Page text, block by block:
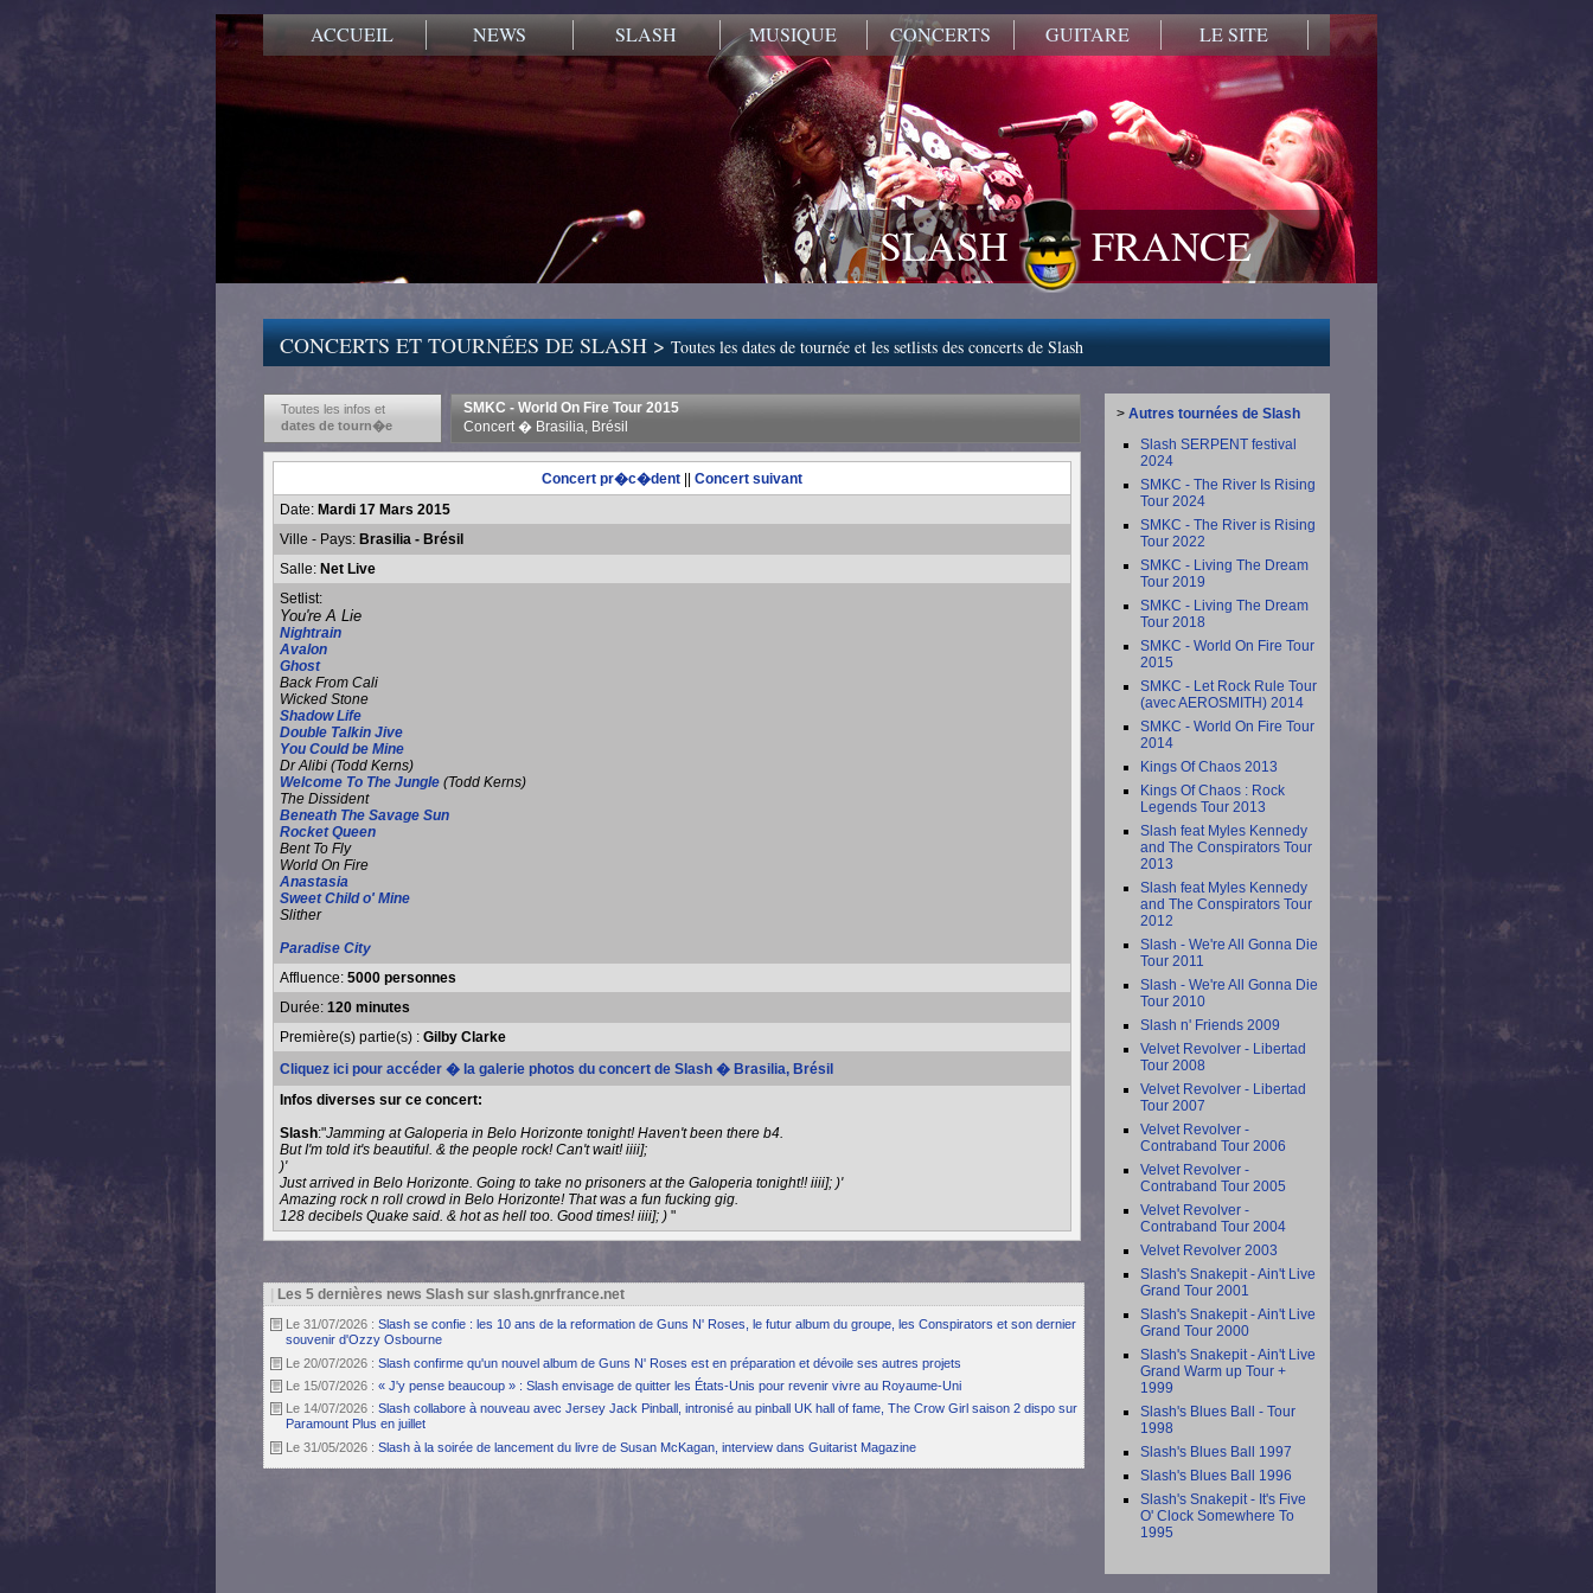
ACCUEIL NEWS SLASH MUSIQUE CONCERTS GUITARE LE SITE
SLASH FRANCE
CONCERTS ET TOURNÉES DE SLASH >Toutes les dates de tournée et les setlists des concerts de Slash
Toutes les infos et
dates de tourn�e
SMKC - World On Fire Tour 2015
Concert � Brasilia, Brésil
Concert pr�c�dent
Concert suivant
Date: Mardi 17 Mars 2015
Ville - Pays: Brasilia - Brésil
Salle: Net Live
Setlist:
You're A Lie
Nightrain
Avalon
Ghost
Back From Cali
Wicked Stone
Shadow Life
Double Talkin Jive
You Could be Mine
Dr Alibi (Todd Kerns)
Welcome To The Jungle (Todd Kerns)
The Dissident
Beneath The Savage Sun
Rocket Queen
Bent To Fly
World On Fire
Anastasia
Sweet Child o' Mine
Slither
Paradise City
Affluence: 5000 personnes
Durée: 120 minutes
Première(s) partie(s) : Gilby Clarke
Cliquez ici pour accéder � la galerie photos du concert de Slash � Brasilia, Brésil
Infos diverses sur ce concert:
Slash:"Jamming at Galoperia in Belo Horizonte tonight! Haven't been there b4.
But I'm told it's beautiful. & the people rock! Can't wait! iiii];
)'
Just arrived in Belo Horizonte. Going to take no prisoners at the Galoperia tonight!! iiii]; )'
Amazing rock n roll crowd in Belo Horizonte! That was a fun fucking gig.
128 decibels Quake said. & hot as hell too. Good times! iiii]; ) "
Les 5 dernières news Slash sur slash.gnrfrance.net
Le 31/07/2026 : Slash se confie : les 10 ans de la reformation de Guns N' Roses, le futur album du groupe, les Conspirators et son dernier
souvenir d'Ozzy Osbourne
Le 20/07/2026 : Slash confirme qu'un nouvel album de Guns N' Roses est en préparation et dévoile ses autres projets
Le 15/07/2026 : « J'y pense beaucoup » : Slash envisage de quitter les États-Unis pour revenir vivre au Royaume-Uni
Le 14/07/2026 : Slash collabore à nouveau avec Jersey Jack Pinball, intronisé au pinball UK hall of fame, The Crow Girl saison 2 dispo sur
Paramount Plus en juillet
Le 31/05/2026 : Slash à la soirée de lancement du livre de Susan McKagan, interview dans Guitarist Magazine
> Autres tournées de Slash
Slash SERPENT festival
2024
SMKC - The River Is Rising
Tour 2024
SMKC - The River is Rising
Tour 2022
SMKC - Living The Dream
Tour 2019
SMKC - Living The Dream
Tour 2018
SMKC - World On Fire Tour
2015
SMKC - Let Rock Rule Tour
(avec AEROSMITH) 2014
SMKC - World On Fire Tour
2014
Kings Of Chaos 2013
Kings Of Chaos : Rock
Legends Tour 2013
Slash feat Myles Kennedy
and The Conspirators Tour
2013
Slash feat Myles Kennedy
and The Conspirators Tour
2012
Slash - We're All Gonna Die
Tour 2011
Slash - We're All Gonna Die
Tour 2010
Slash n' Friends 2009
Velvet Revolver - Libertad
Tour 2008
Velvet Revolver - Libertad
Tour 2007
Velvet Revolver -
Contraband Tour 2006
Velvet Revolver -
Contraband Tour 2005
Velvet Revolver -
Contraband Tour 2004
Velvet Revolver 2003
Slash's Snakepit - Ain't Live
Grand Tour 2001
Slash's Snakepit - Ain't Live
Grand Tour 2000
Slash's Snakepit - Ain't Live
Grand Warm up Tour +
1999
Slash's Blues Ball - Tour
1998
Slash's Blues Ball 1997
Slash's Blues Ball 1996
Slash's Snakepit - It's Five
O' Clock Somewhere To
1995